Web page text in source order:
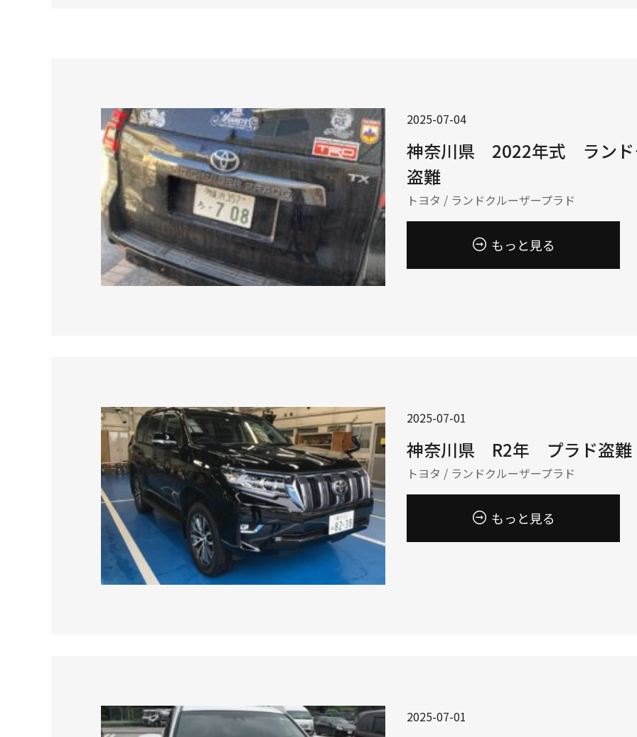
2025-07-04
神奈川県 2022年式 ラン
盗難
トヨタ / ランドクルーザープラド
もっと見る
2025-07-01
神奈川県 R2年 プラド盗難
トヨタ / ランドクルーザープラド
もっと見る
2025-07-01